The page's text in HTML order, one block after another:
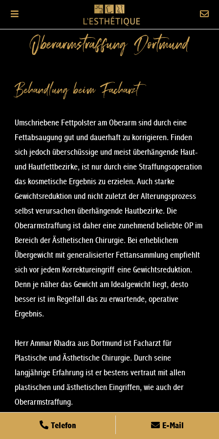
Telefon E-Mail
Oberarmstraffung Dortmund
Behandlung beim Facharzt
Umschriebene Fettpolster am Oberarm sind durch eine
Fettabsaugung gut und dauerhaft zu korrigieren. Finden
sich jedoch überschüssige und meist überhängende Haut-
und Hautfettbezirke, ist nur durch eine Straffungsoperation
das kosmetische Ergebnis zu erzielen. Auch starke
Gewichtsreduktion und nicht zuletzt der Alterungsprozess
selbst verursachen überhängende Hautbezirke. Die
Oberarmstraffung ist daher eine zunehmend beliebte OP im
Bereich der Ästhetischen Chirurgie. Bei erheblichem
Übergewicht mit generalisierter Fettansammlung empfiehlt
sich vor jedem Korrektureingriff eine Gewichtsreduktion.
Denn je näher das Gewicht am Idealgewicht liegt, desto
besser ist im Regelfall das zu erwartende, operative
Ergebnis.
Herr Ammar Khadra aus Dortmund ist Facharzt für
Plastische und Ästhetische Chirurgie. Durch seine
langjährige Erfahrung ist er bestens vertraut mit allen
plastischen und ästhetischen Eingriffen, wie auch der
Oberarmstraffung.